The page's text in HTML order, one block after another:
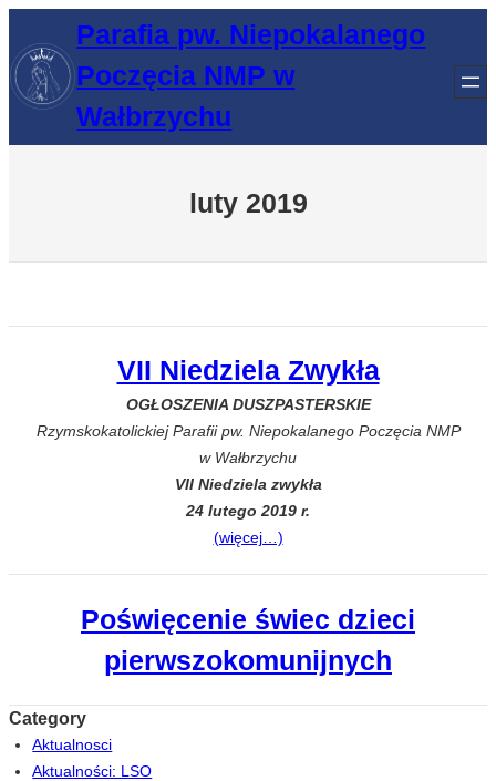
treści
Parafia pw. Niepokalanego
Poczęcia NMP w
Wałbrzychu
luty 2019
VII Niedziela Zwykła
OGŁOSZENIA DUSZPASTERSKIE
Rzymskokatolickiej Parafii pw. Niepokalanego Poczęcia NMP
w Wałbrzychu
VII Niedziela zwykła
24 lutego 2019 r.
(więcej…)
Poświęcenie świec dzieci
pierwszokomunijnych
Category
Aktualnosci
Aktualności: LSO